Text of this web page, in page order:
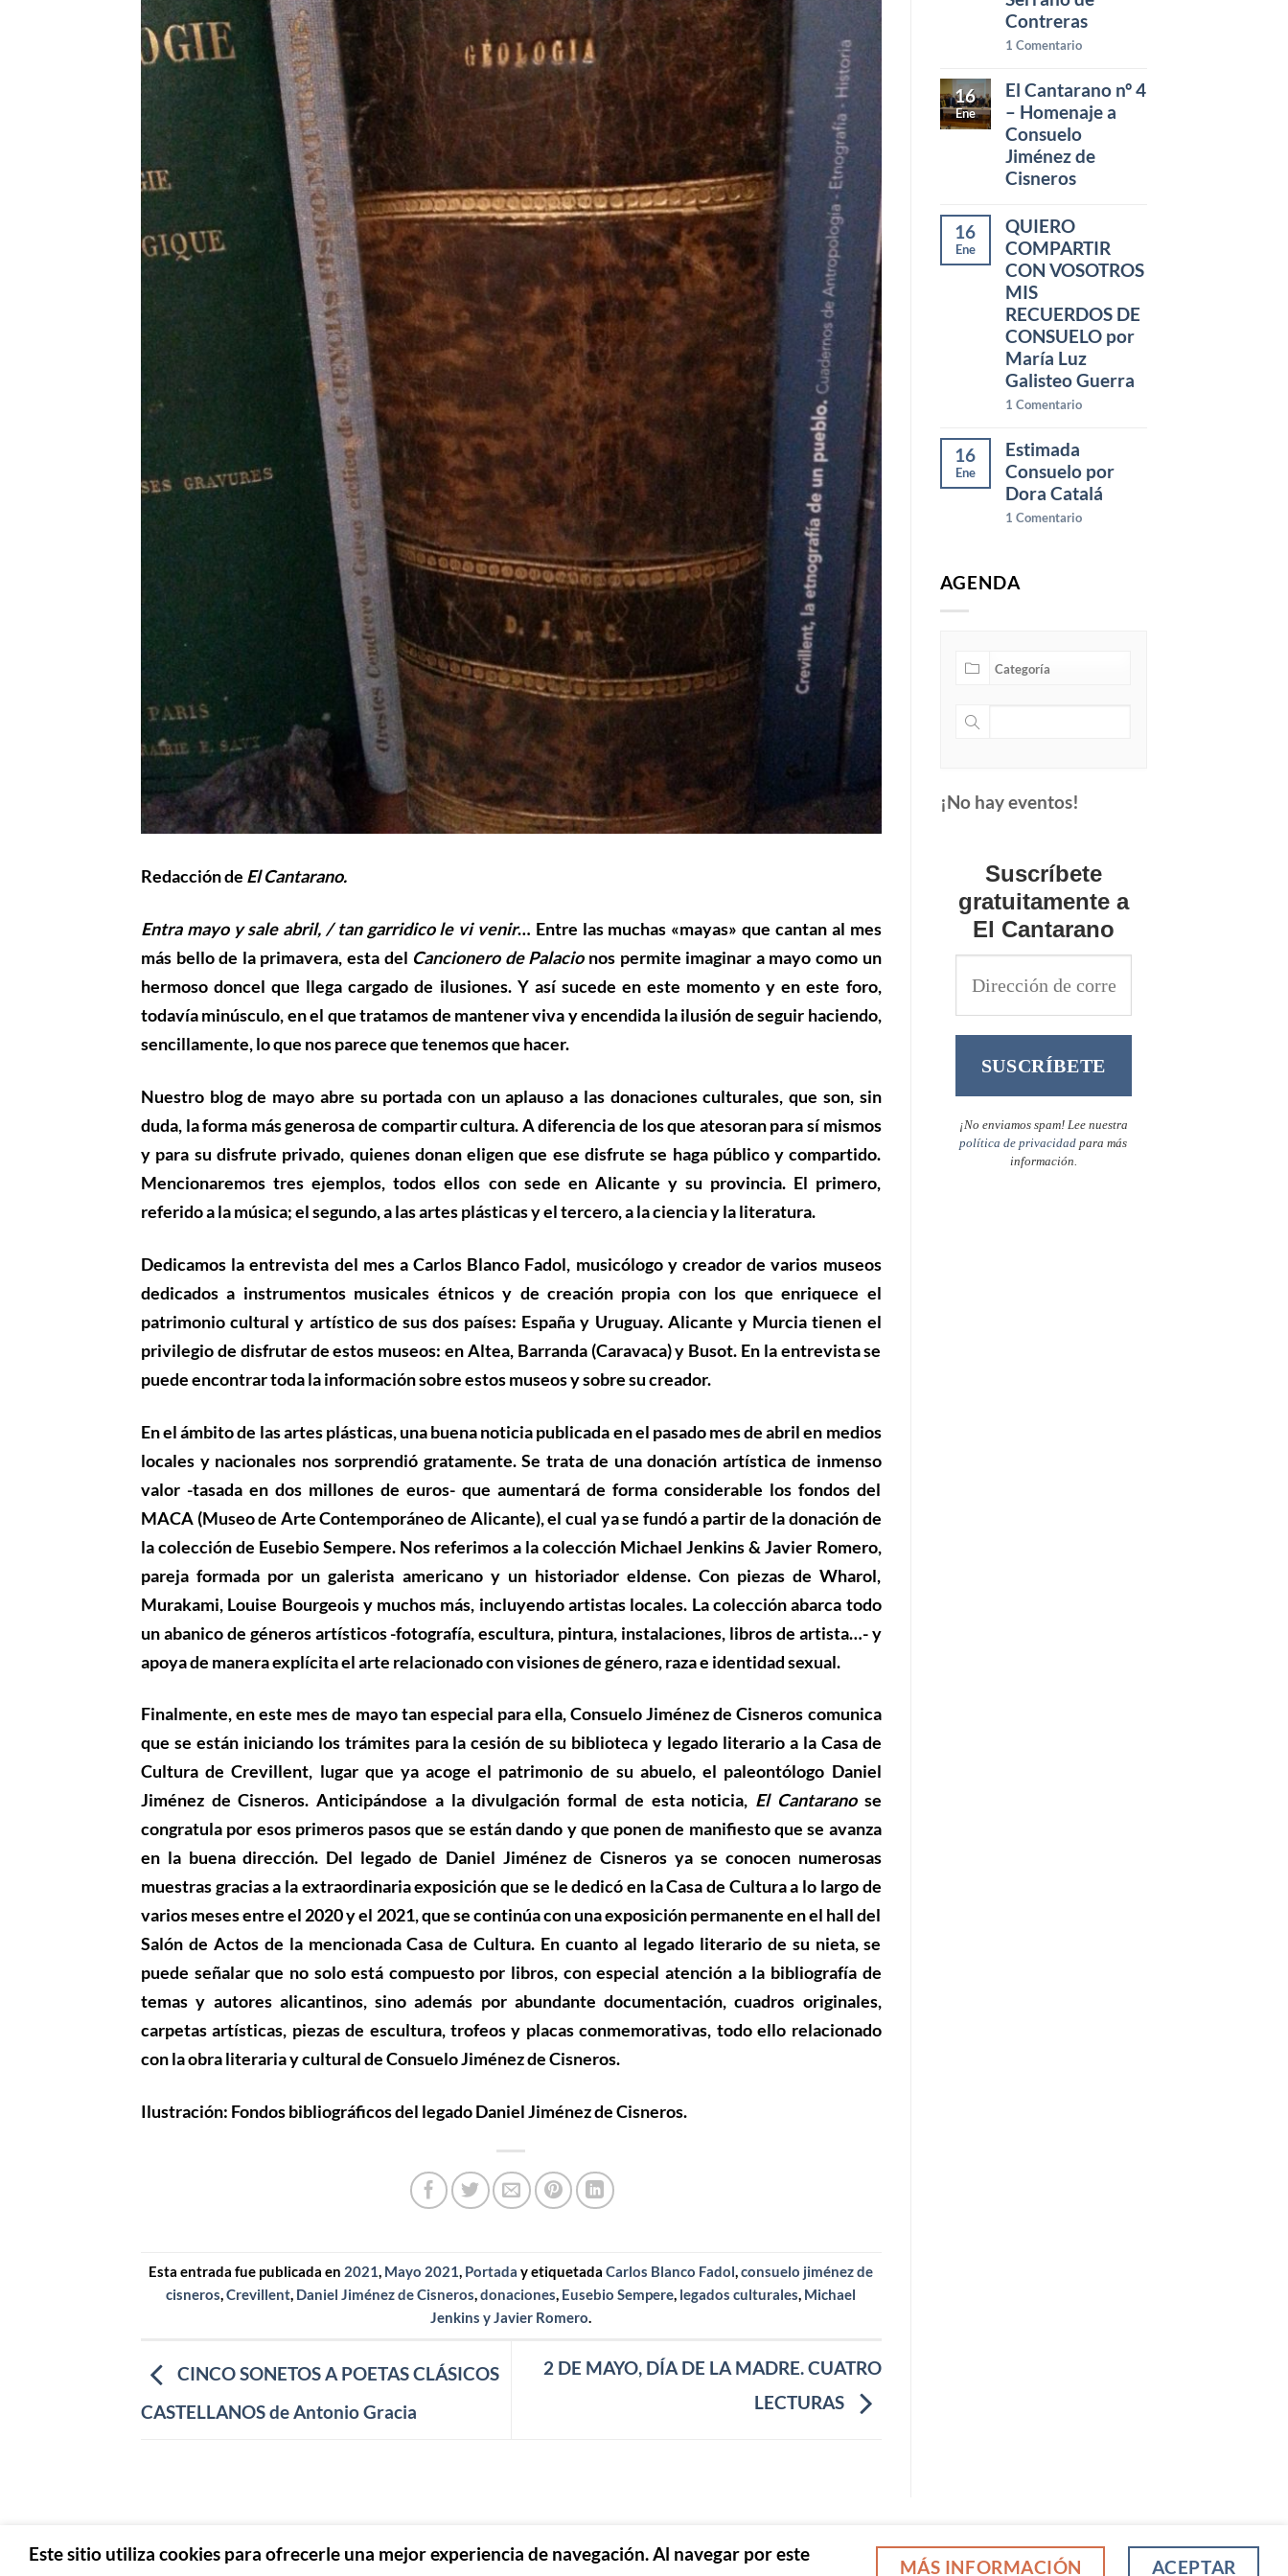
Redacción de El Cantarano.
Entra mayo y sale abril, / tan garridico le vi venir… Entre las muchas «mayas» que cantan al mes
más bello de la primavera, esta del Cancionero de Palacionos permite imaginar a mayo como un
hermoso doncel que llega cargado de ilusiones. Y así sucede en este momento y en este foro,
todavía minúsculo, en el que tratamos de mantener viva y encendida la ilusión de seguir haciendo,
sencillamente, lo que nos parece que tenemos que hacer.
Nuestro blog de mayo abre su portada con un aplauso a las donaciones culturales, que son, sin
duda, la forma más generosa de compartir cultura. A diferencia de los que atesoran para sí mismos
y para su disfrute privado, quienes donan eligen que ese disfrute se haga público y compartido.
Mencionaremos tres ejemplos, todos ellos con sede en Alicante y su provincia. El primero,
referido a la música; el segundo, a las artes plásticas y el tercero, a la ciencia y la literatura.
Dedicamos la entrevista del mes aCarlos Blanco Fadol, musicólogo y creador de varios museos
dedicados a instrumentos musicales étnicos y de creación propia con los que enriquece el
patrimonio cultural y artístico de sus dos países: España y Uruguay. Alicante y Murcia tienen el
privilegio de disfrutar de estos museos: en Altea, Barranda (Caravaca) y Busot. En la entrevista se
puede encontrar toda la información sobre estos museos y sobre su creador.
En el ámbito de las artes plásticas, una buena noticia publicada en el pasado mes de abril en medios
locales y nacionales nos sorprendió gratamente. Se trata de una donación artística de inmenso
valor -tasada en dos millones de euros- que aumentará de forma considerable los fondos del
MACA (Museo de Arte Contemporáneo de Alicante), el cual ya se fundó a partir de la donación de
la colección de Eusebio Sempere. Nos referimos a la colección Michael Jenkins & Javier Romero,
pareja formada por un galerista americano y un historiador eldense. Con piezas de Wharol,
Murakami, Louise Bourgeois y muchos más, incluyendo artistas locales. La colección abarca todo
un abanico de géneros artísticos -fotografía, escultura, pintura, instalaciones, libros de artista…- y
apoya de manera explícita el arte relacionado con visiones de género, raza e identidad sexual.
Finalmente, en este mes de mayo tan especial para ella,Consuelo Jiménez de Cisneros comunica
que se están iniciando los trámites para la cesión de su biblioteca y legado literario a la Casa de
Cultura de Crevillent, lugar que ya acoge el patrimonio de su abuelo, el paleontólogo Daniel
Jiménez de Cisneros. Anticipándose a la divulgación formal de esta noticia, El Cantarano se
congratula por esos primeros pasos que se están dando y que ponen de manifiesto que se avanza
en la buena dirección. Del legado de Daniel Jiménez de Cisneros ya se conocen numerosas
muestras gracias a la extraordinaria exposición que se le dedicó en la Casa de Cultura a lo largo de
varios meses entre el 2020 y el 2021, que se continúa con una exposición permanente en el hall del
Salón de Actos de la mencionada Casa de Cultura. En cuanto al legado literario de su nieta, se
puede señalar que no solo está compuesto por libros, con especial atención a la bibliografía de
temas y autores alicantinos, sino además por abundante documentación, cuadros originales,
carpetas artísticas, piezas de escultura, trofeos y placas conmemorativas, todo ello relacionado
con la obra literaria y cultural de Consuelo Jiménez de Cisneros.
Ilustración: Fondos bibliográficos del legado Daniel Jiménez de Cisneros.
Esta entrada fue publicada en 2021, Mayo 2021, Portada y etiquetadaCarlos Blanco Fadol,consuelo jiménez de
cisneros,Crevillent, Daniel Jiménez de Cisneros,donaciones, Eusebio Sempere, legados culturales, Michael
Jenkins y Javier Romero.
CINCO SONETOS A POETAS CLÁSICOS
CASTELLANOS de Antonio Gracia
2 DE MAYO, DÍA DE LA MADRE. CUATRO
LECTURAS
Contreras
1 Comentario
16
Ene
El Cantarano nº 4
– Homenaje a
Consuelo
Jiménez de
Cisneros
16
Ene
QUIERO
COMPARTIR
CON VOSOTROS
MIS
RECUERDOS DE
CONSUELO por
María Luz
Galisteo Guerra
1 Comentario
16
Ene
Estimada
Consuelo por
Dora Catalá
1 Comentario
AGENDA
¡No hay eventos!
Suscríbete
gratuitamente a
El Cantarano
¡No enviamos spam! Lee nuestra
política de privacidad para más
información.
AVISO LEGAL POLÍTICA DE PRIVACIDAD POLÍTICA DE COOKIES
Este sitio utiliza cookies para ofrecerle una mejor experiencia de navegación. Al navegar por este
MÁS INFORMACIÓN ACEPTAR